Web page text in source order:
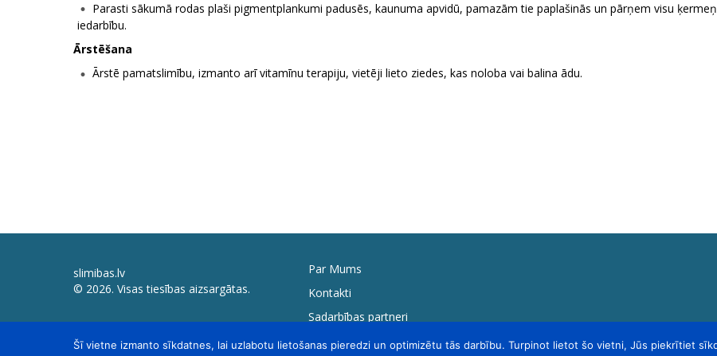
Parasti sākumā rodas plaši pigmentplankumi padusēs, kaunuma apvidū, pamazām tie paplašinās un pārņem visu
iedarbību.
Ārstēšana
Ārstē pamatslimību, izmanto arī vitamīnu terapiju, vietēji lieto ziedes, kas noloba vai balina ādu.
slimibas.lv
© 2026. Visas tiesības aizsargātas.
Par Mums
Kontakti
Sadarbības partneri
Šī vietne izmanto sīkdatnes, lai uzlabotu lietošanas pieredzi un optimizētu tās darbību. Turpinot lietot šo vietni, Jūs piekrītiet